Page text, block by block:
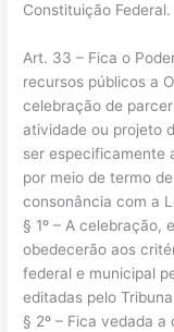
Constituição Federal.
Art. 33 – Fica o
recursos públicos a
celebração de
atividade ou projeto
ser especificamente
por meio de termo
consonância com a
§ 1º – A celebração,
obedecerão aos
federal e municipal
editadas pelo
§ 2º – Fica vedada